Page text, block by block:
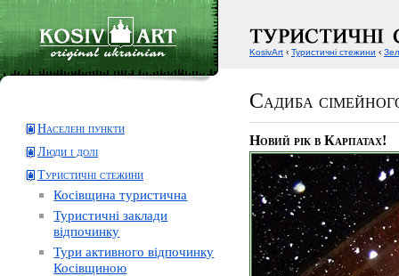
Cадиба
Населені пункти
Люди і долі
Туристичні стежини
Косівщина туристична
Туристичні заклади
відпочинку
Тури активного відпочинку
Косівщиною
Новий рік в Карпатах!
KosivArt ‹ Туристичні стежини ‹